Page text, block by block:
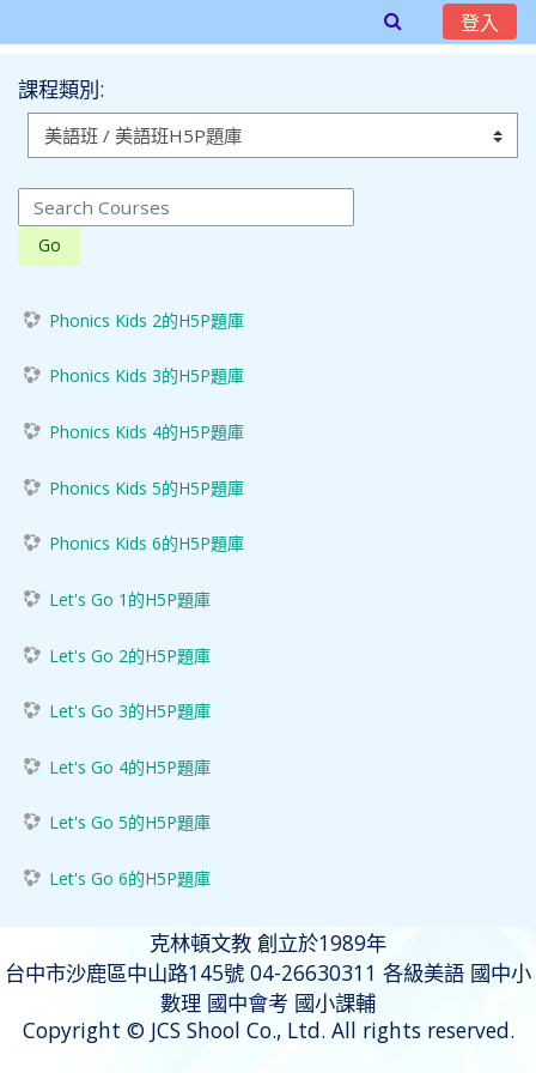
跳至主內容
登入
課程類別:
Search Courses
Go
Phonics Kids 2的H5P題庫
Phonics Kids 3的H5P題庫
Phonics Kids 4的H5P題庫
Phonics Kids 5的H5P題庫
Phonics Kids 6的H5P題庫
Let's Go 1的H5P題庫
Let's Go 2的H5P題庫
Let's Go 3的H5P題庫
Let's Go 4的H5P題庫
Let's Go 5的H5P題庫
Let's Go 6的H5P題庫
克林頓文教 創立於1989年
台中市沙鹿區中山路145號 04-26630311 各級美語 國中小
數理 國中會考 國小課輔
Copyright © JCS Shool Co., Ltd. All rights reserved.